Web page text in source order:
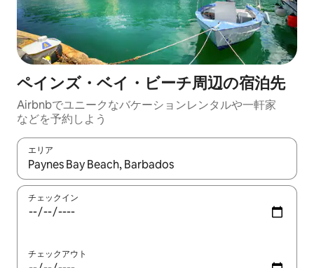
ペインズ・ベイ・ビーチ⁠周⁠辺⁠の宿⁠泊⁠先
Airbnbでユニークなバ⁠ケ⁠ー⁠シ⁠ョ⁠ンレ⁠ン⁠タ⁠ルや一⁠軒⁠家
な⁠ど⁠を予⁠約⁠し⁠よ⁠う
エリア
検索結果が表示されたら、上下の矢印キーを使って移動するか
チェックイン
チェックアウト